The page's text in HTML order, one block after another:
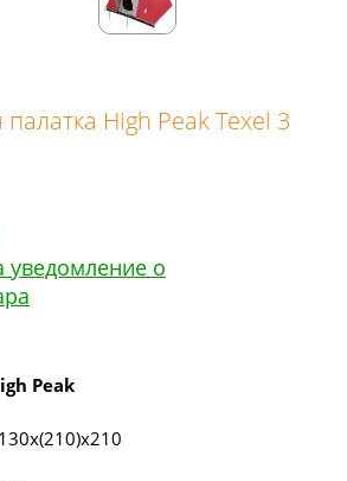
палатка High Peak Texel 3
уведомление о
Peak